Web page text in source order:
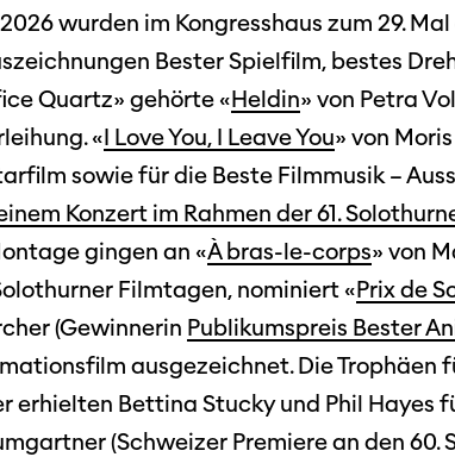
wurden im Kongresshaus zum 29.
Bester Spielfilm, bestes
Quartz» gehörte «Heldin» von Petra
«I Love You, I Leave You» von
sowie für die Beste Filmmusik –
Konzert im Rahmen der 61.
gingen an «À bras-le-corps» von
Filmtagen, nominiert «Prix de
(Gewinnerin Publikumspreis Bester
ausgezeichnet. Die Trophäen
erhielten Bettina Stucky und Phil Hayes
(Schweizer Premiere an den